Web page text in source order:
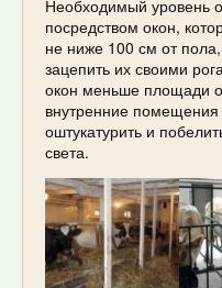
Необходимый уровень
посредством окон,
не ниже 100 см от
зацепить их своими
окон меньше площади
внутренние помещения
оштукатурить и
света.